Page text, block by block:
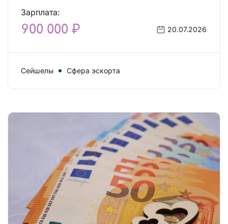
Зарплата:
900 000 ₽ 20.07.2026
Сейшелы Сфера эскорта